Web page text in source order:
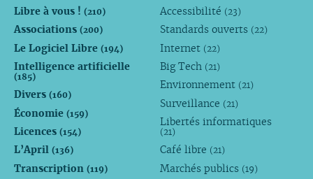
Libre à vous ! (210)
Associations (200)
Le Logiciel Libre (194)
Intelligence artificielle
(185)
Divers (160)
Économie (159)
Licences (154)
L’April (136)
Transcription (119)
Accessibilité (23)
Standards ouverts (22)
Internet (22)
Big Tech (21)
Environnement (21)
Surveillance (21)
Libertés informatiques
(21)
Café libre (21)
Marchés publics (19)